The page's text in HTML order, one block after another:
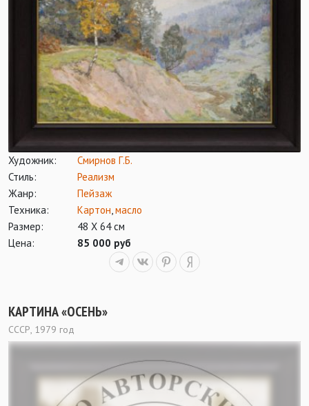
Художник:
Смирнов Г.Б.
Стиль:
Реализм
Жанр:
Пейзаж
Техника:
Картон масло
Размер:
48 Х 64 см
Цена:
85 000 руб
КАРТИНА «ОСЕНЬ»
СССР, 1979 год